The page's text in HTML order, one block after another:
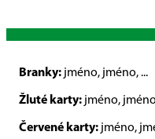
Branky: jméno, jméno, ...
Žluté karty: jméno,
Červené karty: jméno,